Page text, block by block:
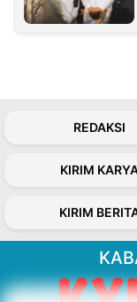
REDAKSI
KIRIM
KIRIM